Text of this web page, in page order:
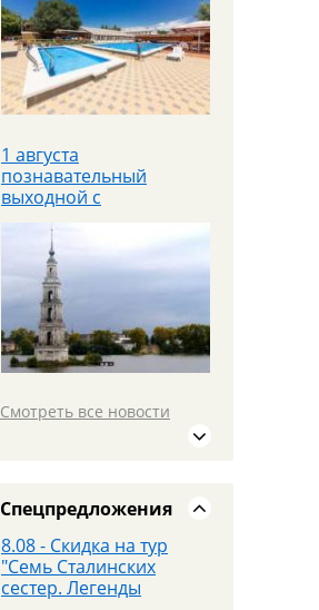
1 августа
познавательный
выходной с
19 июля едем в
Смотреть все новости
Спецпредложения
Яроблтур открывает
продажи
дополнительного
автобуса в
Санкт‑Петербург с
8.08 - Скидка на тур
"Семь Сталинских
сестер. Легенды